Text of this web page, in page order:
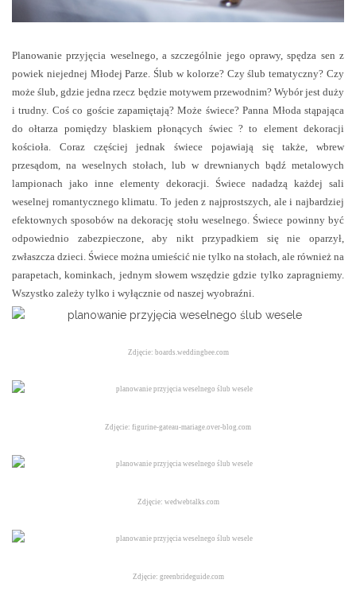
Planowanie przyjęcia weselnego, a szczególnie jego oprawy, spędza sen z
powiek niejednej Młodej Parze. Ślub w kolorze? Czy ślub tematyczny? Czy
może ślub, gdzie jedna rzecz będzie motywem przewodnim? Wybór jest duży
i trudny. Coś co goście zapamiętają? Może świece? Panna Młoda stąpająca
do ołtarza pomiędzy blaskiem płonących świec ? to element dekoracji
kościoła. Coraz częściej jednak świece pojawiają się także, wbrew
przesądom, na weselnych stołach, lub w drewnianych bądź metalowych
lampionach jako inne elementy dekoracji. Świece nadadzą każdej sali
weselnej romantycznego klimatu. To jeden z najprostszych, ale i najbardziej
efektownych sposobów na dekorację stołu weselnego. Świece powinny być
odpowiednio zabezpieczone, aby nikt przypadkiem się nie oparzył,
zwłaszcza dzieci. Świece można umieścić nie tylko na stołach, ale również na
parapetach, kominkach, jednym słowem wszędzie gdzie tylko zapragniemy.
Wszystko zależy tylko i wyłącznie od naszej wyobraźni.
Zdjęcie: boards.weddingbee.com
Zdjęcie: figurine-gateau-mariage.over-blog.com
Zdjęcie: wedwebtalks.com
Zdjęcie: greenbrideguide.com